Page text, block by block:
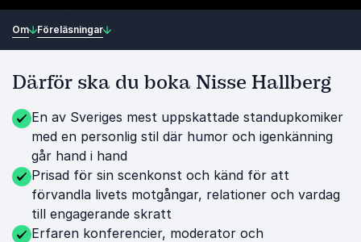
Om Föreläsningar
Därför ska du boka Nisse Hallberg
En av Sveriges mest uppskattade standupkomiker
med en personlig stil där humor och igenkänning
går hand i hand
Prisad för sin scenkonst och känd för att
förvandla livets motgångar, relationer och vardag
till engagerande skratt
Erfaren konferencier, moderator och